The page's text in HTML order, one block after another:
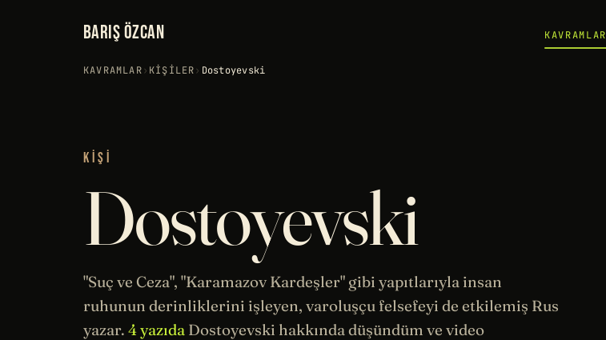
BARIŞ ÖZCAN KAVRAMLAR
KAVRAMLAR› KIŞILER› Dostoyevski
KIŞI
Dostoyevski
"Suç ve Ceza", "Karamazov Kardeşler" gibi yapıtlarıyla insan
ruhunun derinliklerini işleyen, varoluşçu felsefeyi de etkilemiş Rus
yazar. 4 yazıda Dostoyevski hakkında düşündüm ve video